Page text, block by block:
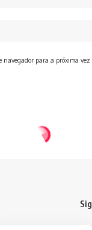
navegador para a próxima vez